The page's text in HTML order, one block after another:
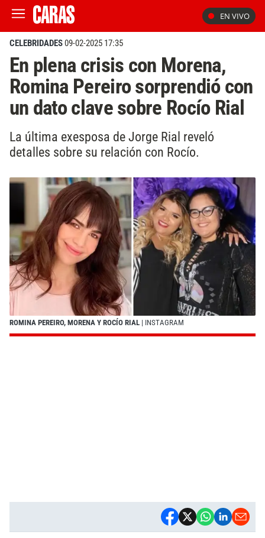
EN VIVO
CELEBRIDADES09-02-2025 17:35
En plena crisis con Morena,
Romina Pereiro sorprendió con
un dato clave sobre Rocío Rial
La última exesposa de Jorge Rial reveló
detalles sobre su relación con Rocío.
ROMINA PEREIRO, MORENA Y ROCÍO RIAL | INSTAGRAM